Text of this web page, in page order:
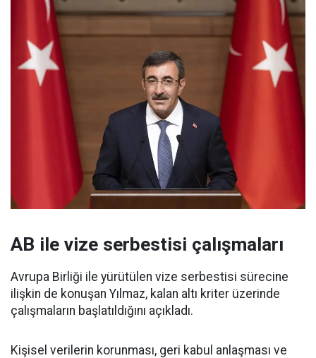
AB ile vize serbestisi çalışmaları
Avrupa Birliği ile yürütülen vize serbestisi sürecine
ilişkin de konuşan Yılmaz, kalan altı kriter üzerinde
çalışmaların başlatıldığını açıkladı.
Kişisel verilerin korunması, geri kabul anlaşması ve